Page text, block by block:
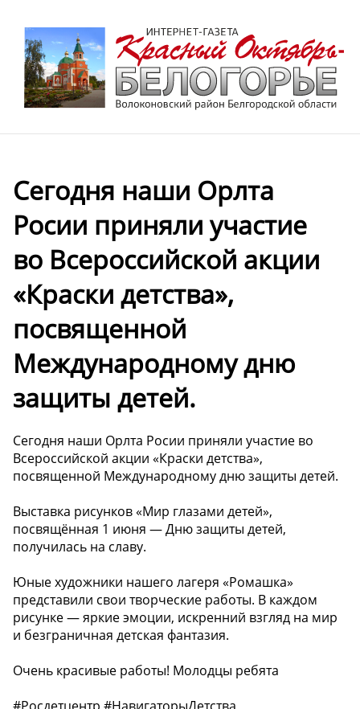
Сегодня наши Орлта
Росии приняли участие
во Всероссийской акции
«Краски детства»,
посвященной
Международному дню
защиты детей.
Сегодня наши Орлта Росии приняли участие во
Всероссийской акции «Краски детства»,
посвященной Международному дню защиты детей.
Выставка рисунков «Мир глазами детей»,
посвящённая 1 июня — Дню защиты детей,
получилась на славу.
Юные художники нашего лагеря «Ромашка»
представили свои творческие работы. В каждом
рисунке — яркие эмоции, искренний взгляд на мир
и безграничная детская фантазия.
Очень красивые работы! Молодцы ребята